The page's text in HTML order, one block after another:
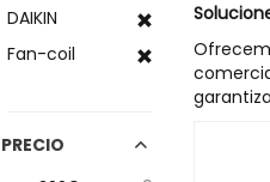
DAIKIN
Fan-coil
PRECIO